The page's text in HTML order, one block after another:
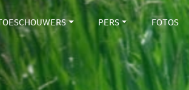
PERS FOTOS